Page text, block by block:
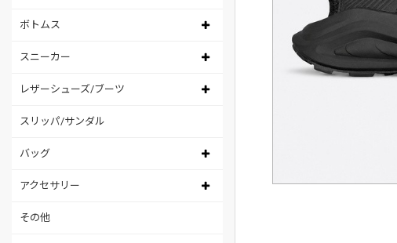
ボトムス
スニーカー
レザーシューズ/ブーツ
スリッパ/サンダル
バッグ
アクセサリー
その他